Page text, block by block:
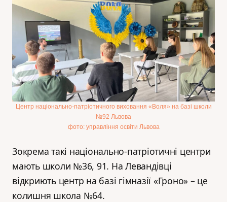
Центр національно-патріотичного виховання «Воля» на базі школи
№92 Львова
фото: управління освіти Львова
Зокрема такі національно-патріотичні центри
мають школи №36, 91. На Левандівці
відкриють центр на базі гімназії «Гроно» – це
колишня школа №64.